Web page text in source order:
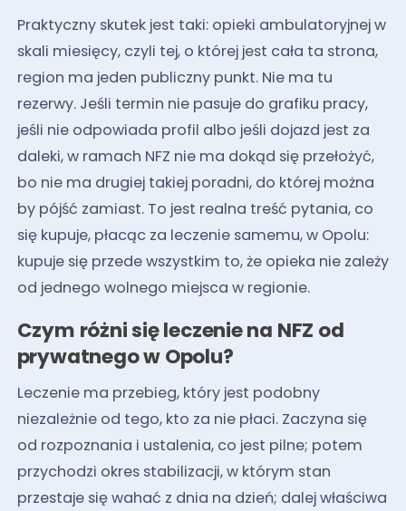
Praktyczny skutek jest taki: opieki ambulatoryjnej w
skali miesięcy, czyli tej, o której jest cała ta strona,
region ma jeden publiczny punkt. Nie ma tu
rezerwy. Jeśli termin nie pasuje do grafiku pracy,
jeśli nie odpowiada profil albo jeśli dojazd jest za
daleki, w ramach NFZ nie ma dokąd się przełożyć,
bo nie ma drugiej takiej poradni, do której można
by pójść zamiast. To jest realna treść pytania, co
się kupuje, płacąc za leczenie samemu, w Opolu:
kupuje się przede wszystkim to, że opieka nie zależy
od jednego wolnego miejsca w regionie.
Czym różni się leczenie na NFZ od
prywatnego w Opolu?
Leczenie ma przebieg, który jest podobny
niezależnie od tego, kto za nie płaci. Zaczyna się
od rozpoznania i ustalenia, co jest pilne; potem
przychodzi okres stabilizacji, w którym stan
przestaje się wahać z dnia na dzień; dalej właściwa